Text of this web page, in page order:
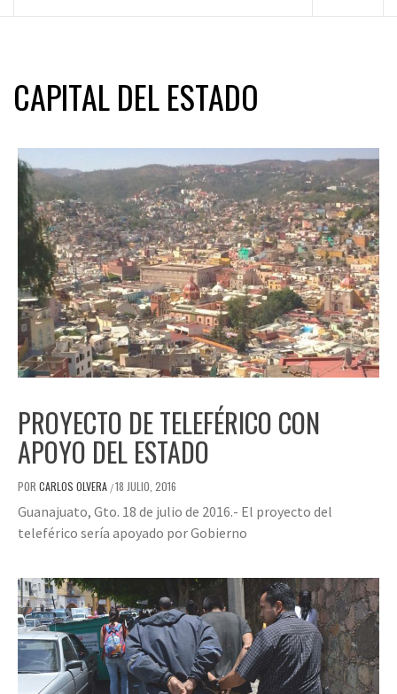
CAPITAL DEL ESTADO
PROYECTO DE TELEFÉRICO CON
APOYO DEL ESTADO
POR CARLOS OLVERA /18 JULIO, 2016
Guanajuato, Gto. 18 de julio de 2016.- El proyecto del
teleférico sería apoyado por Gobierno